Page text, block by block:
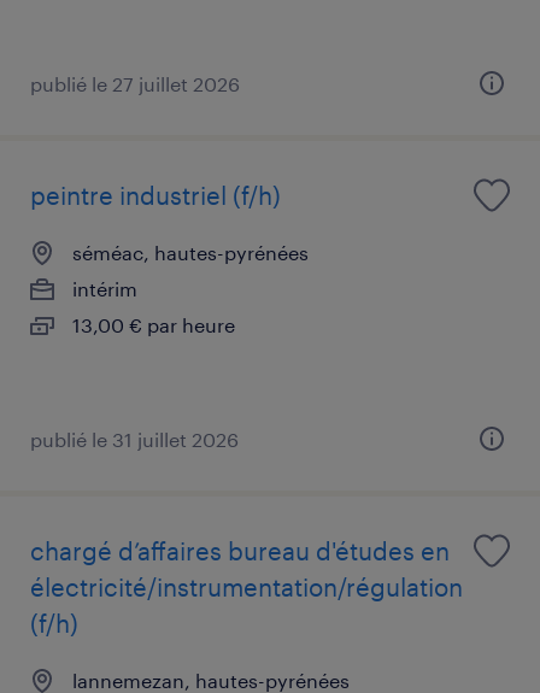
publié le 27 juillet 2026
peintre industriel (f/h)
séméac, hautes-pyrénées
intérim
13,00 € par heure
publié le 31 juillet 2026
chargé d’affaires bureau d'études en
électricité/instrumentation/régulation
(f/h)
lannemezan, hautes-pyrénées